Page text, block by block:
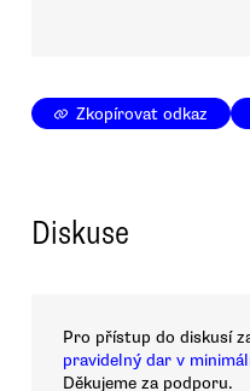
Zkopírovat odkaz
Diskuse
Pro přístup do diskusí
pravidelný dar v
Děkujeme za podporu.